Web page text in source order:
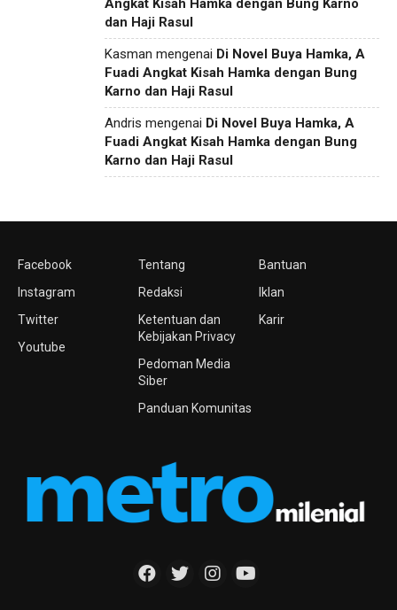
Angkat Kisah Hamka dengan Bung Karno
dan Haji Rasul
Kasman mengenai Di Novel Buya Hamka, A
Fuadi Angkat Kisah Hamka dengan Bung
Karno dan Haji Rasul
Andris mengenai Di Novel Buya Hamka, A
Fuadi Angkat Kisah Hamka dengan Bung
Karno dan Haji Rasul
Facebook
Instagram
Twitter
Youtube
Tentang
Redaksi
Ketentuan dan
Kebijakan Privacy
Pedoman Media
Siber
Panduan Komunitas
Bantuan
Iklan
Karir